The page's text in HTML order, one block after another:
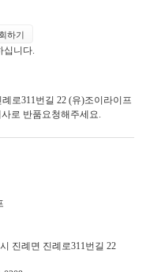
하기
십니다.
로311번길 22 (유)조이라이프
로 반품요청해주세요.
진례면 진례로311번길 22